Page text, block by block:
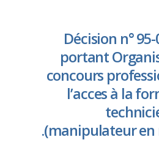
Décision n°
portant
concours
l’acces à la
(manipulateur en